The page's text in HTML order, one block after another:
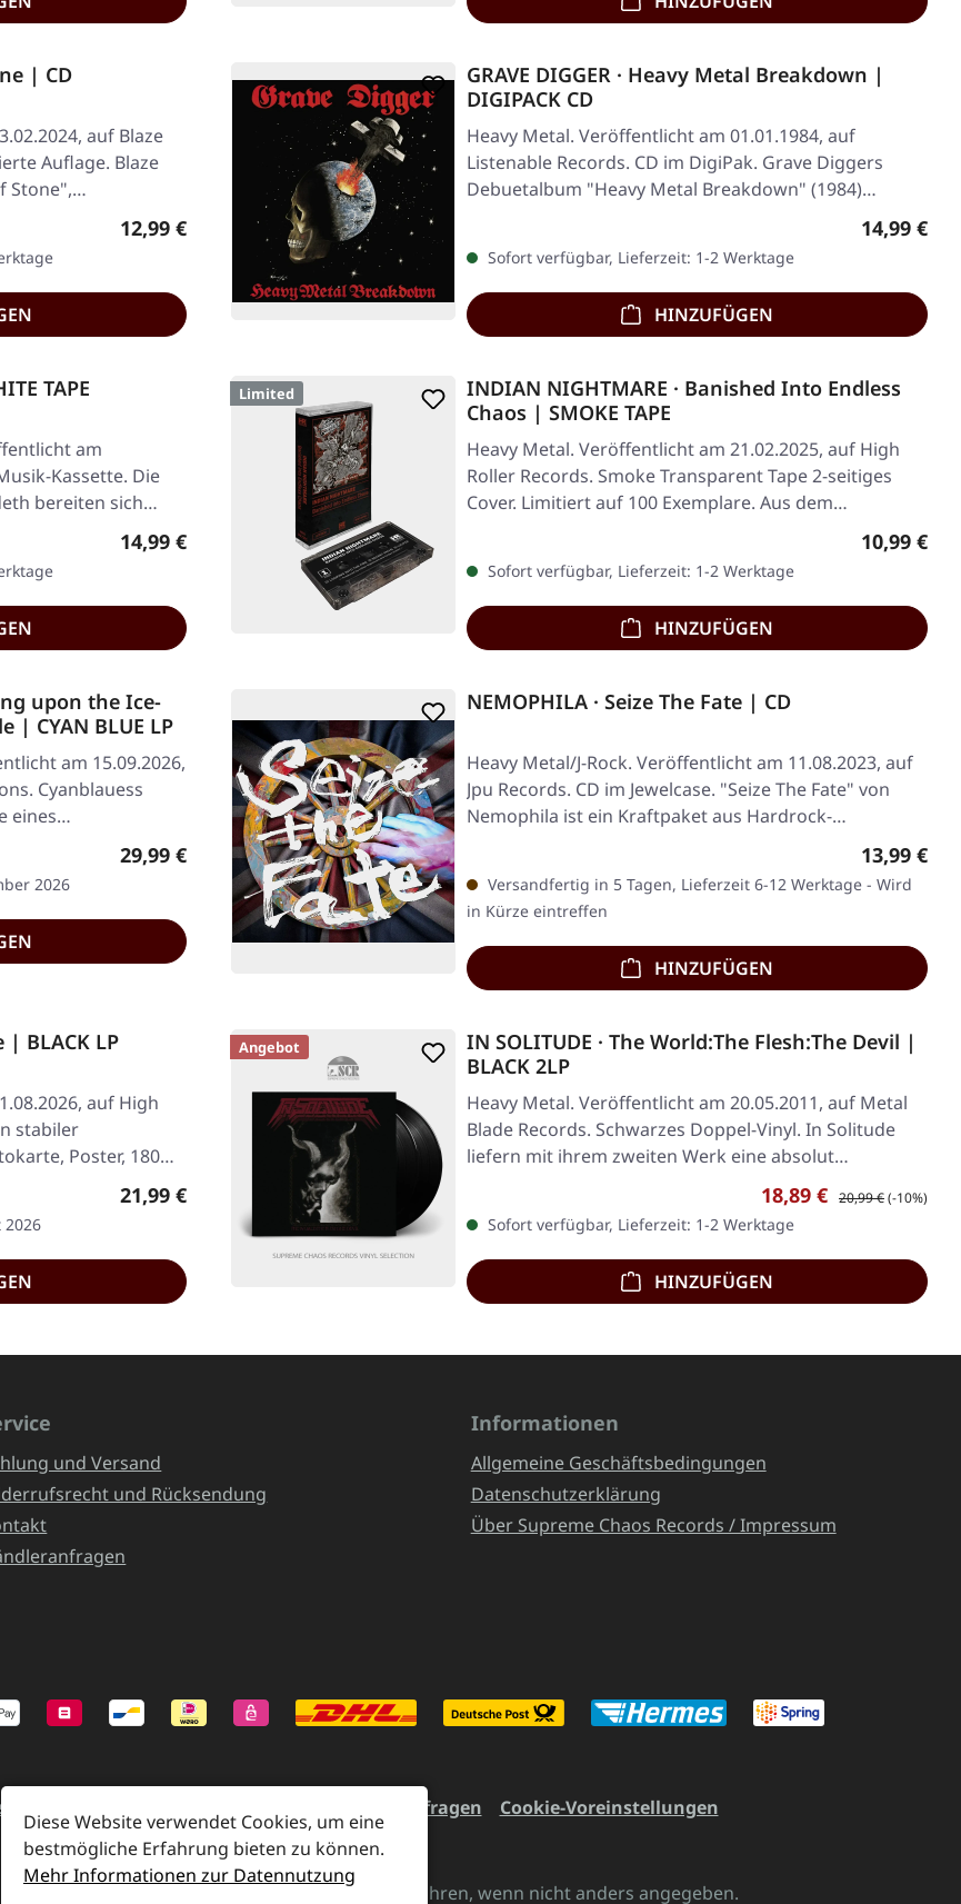
| CD
auf Blaze
Auflage. Blaze
Stone",…
Regulärer Preis:
12,99 €
GRAVE DIGGER · Heavy Metal Breakdown |
DIGIPACK CD
Heavy Metal. Veröffentlicht am 01.01.1984, auf
Listenable Records. CD im DigiPak. Grave Diggers
Debuetalbum "Heavy Metal Breakdown" (1984)
Regulärer
14,99 €
Sofort verfügbar, Lieferzeit: 1-2 Werktage
HINZUFÜGEN
TAPE
am
Kassette. Die
bereiten sich…
Regulärer Preis:
14,99 €
Limited
INDIAN NIGHTMARE · Banished Into Endless
Chaos | SMOKE TAPE
Heavy Metal. Veröffentlicht am 21.02.2025, auf High
Roller Records. Smoke Transparent Tape 2-seitiges
Cover. Limitiert auf 100 Exemplare. Aus dem…
Regulärer
10,99 €
Sofort verfügbar, Lieferzeit: 1-2 Werktage
HINZUFÜGEN
upon the Ice-
| CYAN BLUE LP
am 15.09.2026,
Cyanblauess
eines…
Regulärer Preis:
29,99 €
2026
NEMOPHILA · Seize The Fate | CD
Heavy Metal/J-Rock. Veröffentlicht am 11.08.2023, auf
Jpu Records. CD im Jewelcase. "Seize The Fate" von
Nemophila ist ein Kraftpaket aus Hardrock-…
Regulärer
13,99 €
Versandfertig in 5 Tagen, Lieferzeit 6-12 Werktage - Wird
in Kürze eintreffen
HINZUFÜGEN
| BLACK LP
auf High
stabiler
Poster, 180…
Regulärer Preis:
21,99 €
2026
Angebot
IN SOLITUDE · The World:The Flesh:The Devil |
BLACK 2LP
Heavy Metal. Veröffentlicht am 20.05.2011, auf Metal
Blade Records. Schwarzes Doppel-Vinyl. In Solitude
liefern mit ihrem zweiten Werk eine absolut…
Verkaufspreis:
18,89 € Regulärer Preis:
20,99 €(-10%)
Sofort verfügbar, Lieferzeit: 1-2 Werktage
HINZUFÜGEN
und Versand
und Rücksendung
Informationen
Allgemeine Geschäftsbedingungen
Datenschutzerklärung
Über Supreme Chaos Records / Impressum
und Rücksendung Händleranfragen Cookie-Voreinstellungen
zzgl. und ggf. Nachnahmegebühren, wenn nicht anders angegeben.
Diese Website verwendet Cookies, um eine
bestmögliche Erfahrung bieten zu können.
Mehr Informationen zur Datennutzung